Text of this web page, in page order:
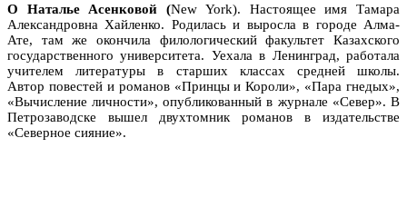
О Наталье Асенковой (New York). Настоящее имя Тамара
Александровна Хайленко. Родилась и выросла в городе Алма-
Ате, там же окончила филологический факультет Казахского
государственного университета. Уехала в Ленинград, работала
учителем литературы в старших классах средней школы.
Автор повестей и романов «Принцы и Короли», «Пара гнедых»,
«Вычисление личности», опубликованный в журнале «Север». В
Петрозаводске вышел двухтомник романов в издательстве
«Северное сияние».